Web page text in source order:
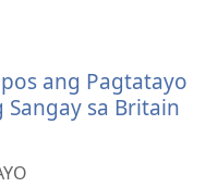
ang Pagtatayo
sa Britain